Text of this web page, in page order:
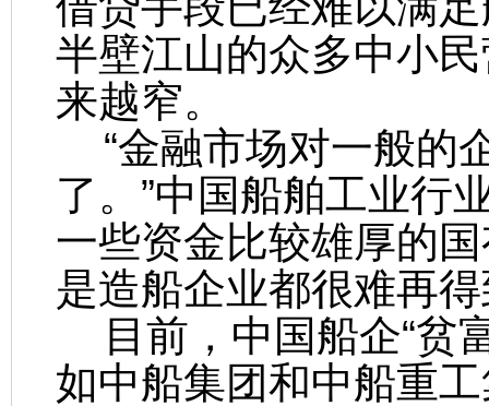
半壁江山的众多中小
来越窄。
“金融市场对一般的
了。”中国船舶工业行
一些资金比较雄厚的
是造船企业都很难再
目前，中国船企“贫
如中船集团和中船重